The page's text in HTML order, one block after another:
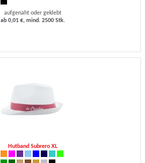
aufgenäht oder geklebt
ab 0,01 €, mind. 2500 Stk.
Hutband Subrero XL